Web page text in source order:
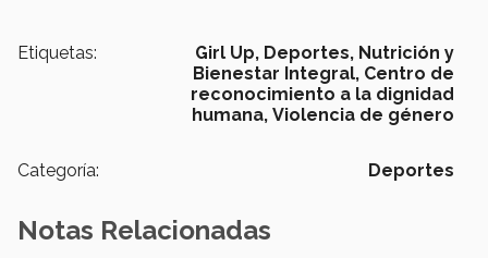
Etiquetas: Girl Up, Deportes, Nutrición y
Bienestar Integral, Centro de
reconocimiento a la dignidad
humana, Violencia de género
Categoría: Deportes
Notas Relacionadas